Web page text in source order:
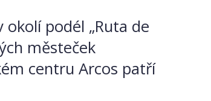
podél „Ruta de
městeček
centru Arcos patří